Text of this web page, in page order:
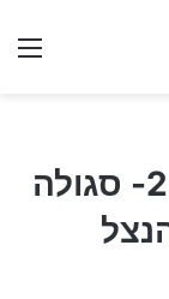
1- תפילת חבקוק הנביא 2- סגולה